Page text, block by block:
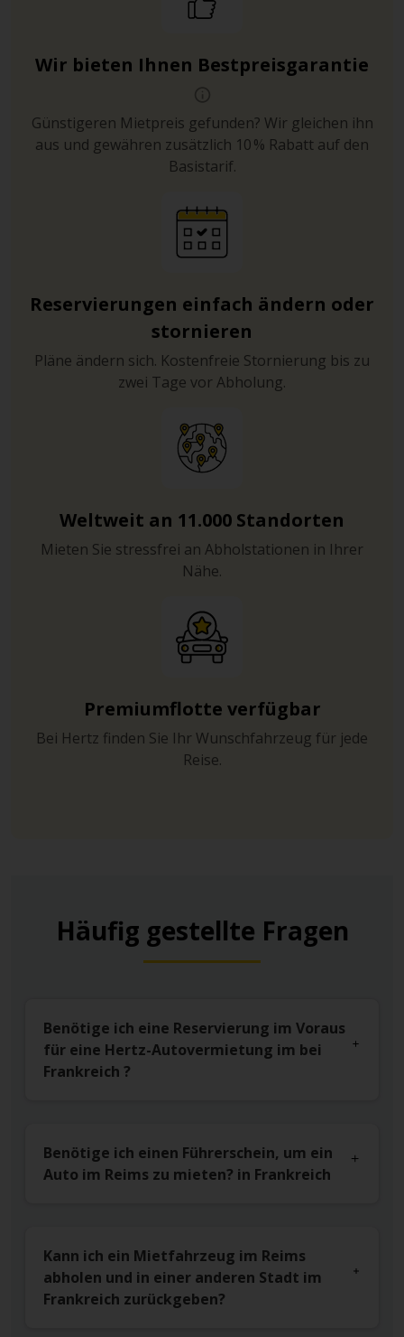
Wir bieten Ihnen Bestpreisgarantie
Günstigeren Mietpreis gefunden? Wir gleichen ihn
aus und gewähren zusätzlich 10 % Rabatt auf den
Basistarif.
Reservierungen einfach ändern oder
stornieren
Pläne ändern sich. Kostenfreie Stornierung bis zu
zwei Tage vor Abholung.
Weltweit an 11.000 Standorten
Mieten Sie stressfrei an Abholstationen in Ihrer
Nähe.
Premiumflotte verfügbar
Bei Hertz finden Sie Ihr Wunschfahrzeug für jede
Reise.
Häufig gestellte Fragen
Benötige ich eine Reservierung im Voraus
für eine Hertz-Autovermietung im bei
Frankreich ?
Benötige ich einen Führerschein, um ein
Auto im Reims zu mieten? in Frankreich
Kann ich ein Mietfahrzeug im Reims
abholen und in einer anderen Stadt im
Frankreich zurückgeben?